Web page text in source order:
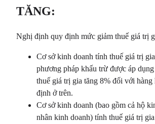
TĂNG:
Nghị định quy định mức giảm thuế giá trị
Cơ sở kinh doanh tính thuế giá trị
phương pháp khấu trừ được áp
thuế giá trị gia tăng 8% đối với
định ở trên.
Cơ sở kinh doanh (bao gồm cả hộ
nhân kinh doanh) tính thuế giá trị